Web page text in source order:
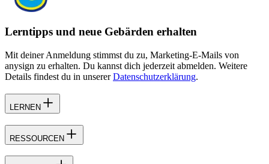
Lerntipps und neue Gebärden erhalten
Mit deiner Anmeldung stimmst du zu, Marketing-E-Mails von
anysign zu erhalten. Du kannst dich jederzeit abmelden. Weitere
Details findest du in unserer Datenschutzerklärung.
LERNEN
RESSOURCEN